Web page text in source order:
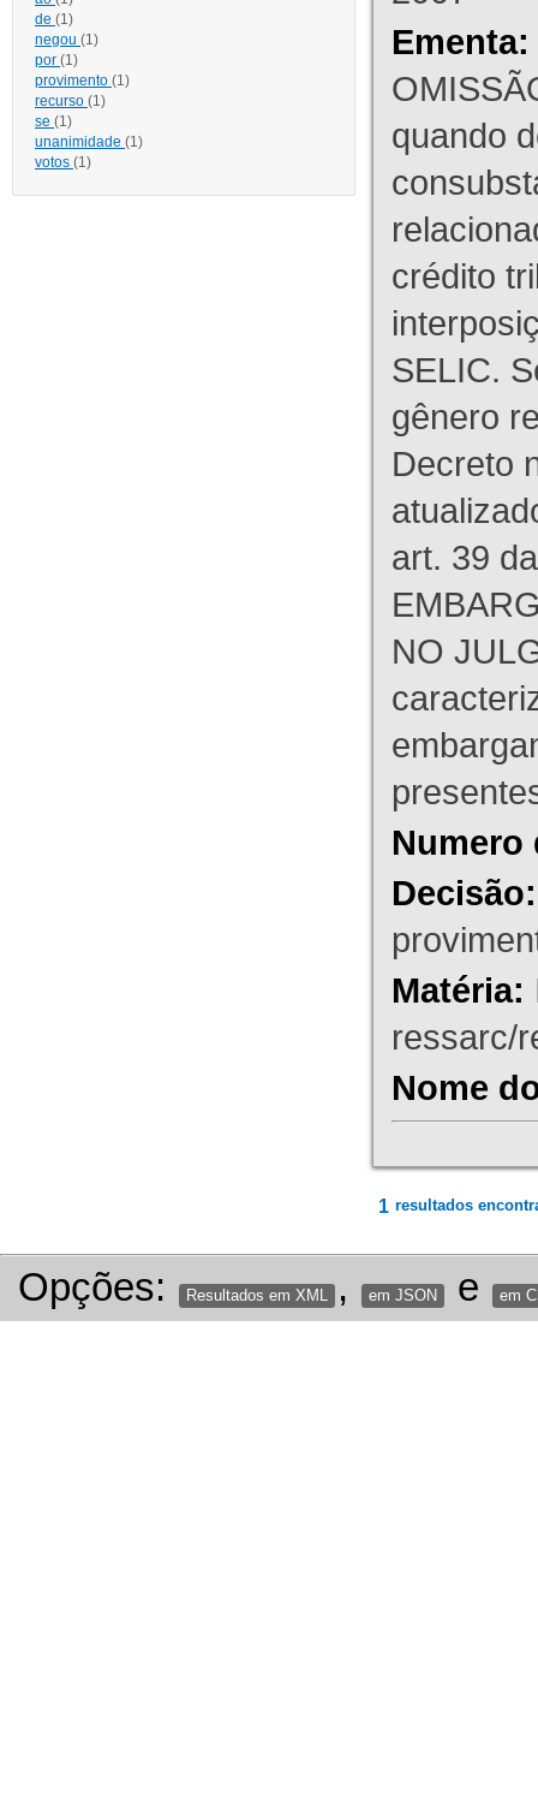
de (1)
negou (1)
por (1)
provimento (1)
recurso (1)
se (1)
unanimidade (1)
votos (1)
Ementa:
quando
crédito
SELIC.
gênero
Decreto
art. 39
NO
Numero
Decisão:
Matéria:
ressarc/
Nome
1 resultados
Opções: Resultados em XML , em JSON e em